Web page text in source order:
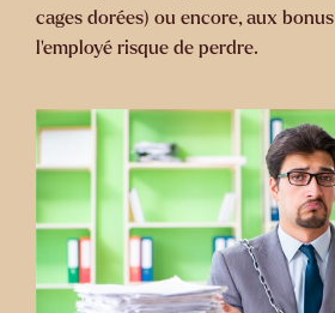
cages dorées) ou encore, aux
l’employé risque de perdre.